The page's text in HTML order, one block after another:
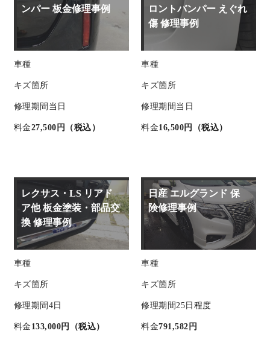
ンパー 板金修理事例
車種
キズ箇所
修理期間 当日
料金27,500円（税込）
ロントバンパー えぐれ
傷 修理事例
車種
キズ箇所
修理期間 当日
料金16,500円（税込）
レクサス・LS リアド
ア他 板金塗装・部品交
換 修理事例
車種
キズ箇所
修理期間 4日
料金 133,000円（税込）
日産 エルグランド 保
険修理事例
車種
キズ箇所
修理期間 25日程度
料金791,582円